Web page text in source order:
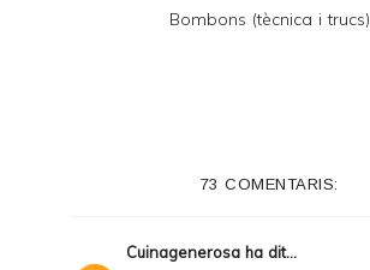
Bombons (tècnica i trucs)
73 COMENTARIS:
Cuinagenerosa ha dit...